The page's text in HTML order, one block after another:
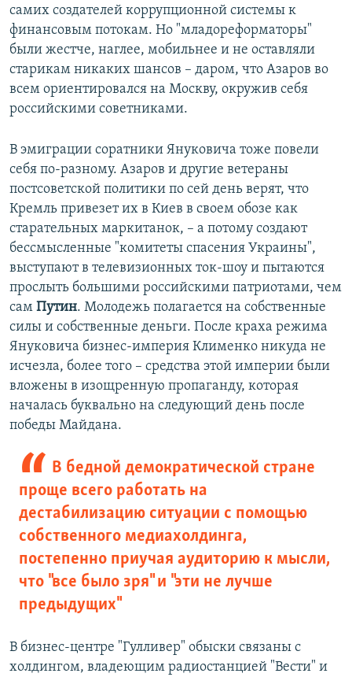
самих создателей коррупционной системы к
финансовым потокам. Но "младореформаторы"
были жестче, наглее, мобильнее и не оставляли
старикам никаких шансов – даром, что Азаров во
всем ориентировался на Москву, окружив себя
российскими советниками.
В эмиграции соратники Януковича тоже повели
себя по-разному. Азаров и другие ветераны
постсоветской политики по сей день верят, что
Кремль привезет их в Киев в своем обозе как
старательных маркитанок, – а потому создают
бессмысленные "комитеты спасения Украины",
выступают в телевизионных ток-шоу и пытаются
прослыть большими российскими патриотами, чем
сам Путин. Молодежь полагается на собственные
силы и собственные деньги. После краха режима
Януковича бизнес-империя Клименко никуда не
исчезла, более того – средства этой империи были
вложены в изощренную пропаганду, которая
началась буквально на следующий день после
победы Майдана.
В бедной демократической стране
проще всего работать на
дестабилизацию ситуации с помощью
собственного медиахолдинга,
постепенно приучая аудиторию к мысли,
что "все было зря" и "эти не лучше
предыдущих"
В бизнес-центре "Гулливер" обыски связаны с
холдингом, владеющим радиостанцией "Вести" и